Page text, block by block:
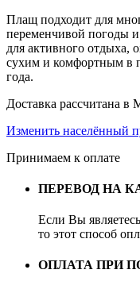
Плащ подходит для
переменчивой погоды и
для активного отдыха,
сухим и комфортным в
года.
Доставка рассчитана в
Изменить населённый
Принимаем к оплате
ПЕРЕВОД НА
Если Вы
то этот способ
ОПЛАТА ПРИ